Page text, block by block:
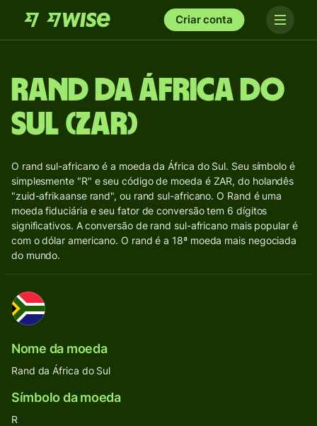
Criar conta
Rand da África do
Sul (ZAR)
O rand sul-africano é a moeda da África do Sul. Seu símbolo é
simplesmente "R" e seu código de moeda é ZAR, do holandês
"zuid-afrikaanse rand", ou rand sul-africano. O Rand é uma
moeda fiduciária e seu fator de conversão tem 6 dígitos
significativos. A conversão de rand sul-africano mais popular é
com o dólar americano. O rand é a 18ª moeda mais negociada
do mundo.
Nome da moeda
Rand da África do Sul
Símbolo da moeda
R